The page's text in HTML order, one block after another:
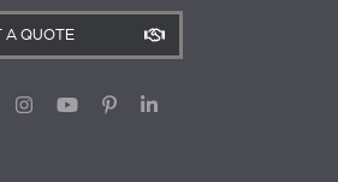
A QUOTE